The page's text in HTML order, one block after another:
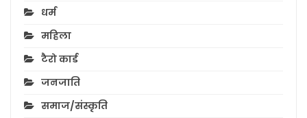
धर्म
महिला
टैरो कार्ड
जनजाति
समाज/संस्कृति